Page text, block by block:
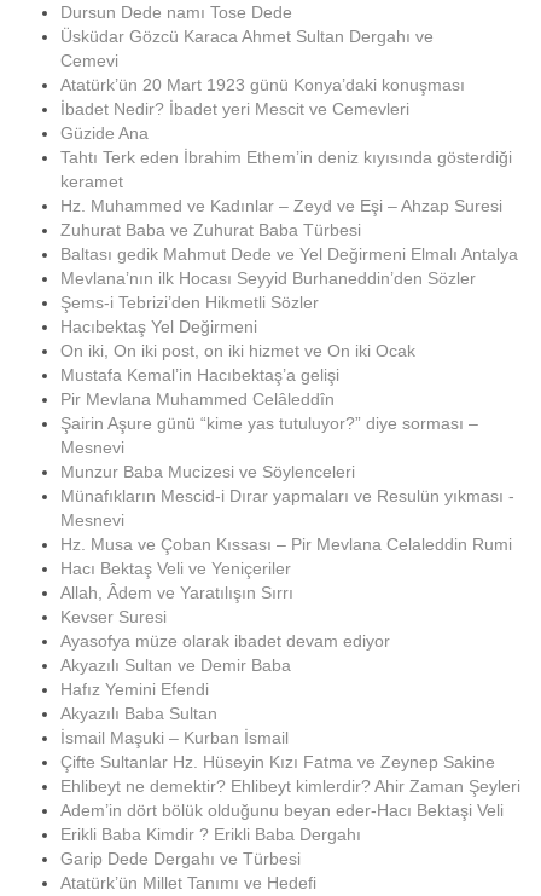
Dursun Dede namı Tose Dede
Üsküdar Gözcü Karaca Ahmet Sultan Dergahı ve
Cemevi
Atatürk’ün 20 Mart 1923 günü Konya’daki konuşması
İbadet Nedir? İbadet yeri Mescit ve Cemevleri
Güzide Ana
Tahtı Terk eden İbrahim Ethem’in deniz kıyısında gösterdiği
keramet
Hz. Muhammed ve Kadınlar – Zeyd ve Eşi – Ahzap Suresi
Zuhurat Baba ve Zuhurat Baba Türbesi
Baltası gedik Mahmut Dede ve Yel Değirmeni Elmalı Antalya
Mevlana’nın ilk Hocası Seyyid Burhaneddin’den Sözler
Şems-i Tebrizi’den Hikmetli Sözler
Hacıbektaş Yel Değirmeni
On iki, On iki post, on iki hizmet ve On iki Ocak
Mustafa Kemal’in Hacıbektaş’a gelişi
Pir Mevlana Muhammed Celâleddîn
Şairin Aşure günü “kime yas tutuluyor?” diye sorması –
Mesnevi
Munzur Baba Mucizesi ve Söylenceleri
Münafıkların Mescid-i Dırar yapmaları ve Resulün yıkması -
Mesnevi
Hz. Musa ve Çoban Kıssası – Pir Mevlana Celaleddin Rumi
Hacı Bektaş Veli ve Yeniçeriler
Allah, Âdem ve Yaratılışın Sırrı
Kevser Suresi
Ayasofya müze olarak ibadet devam ediyor
Akyazılı Sultan ve Demir Baba
Hafız Yemini Efendi
Akyazılı Baba Sultan
İsmail Maşuki – Kurban İsmail
Çifte Sultanlar Hz. Hüseyin Kızı Fatma ve Zeynep Sakine
Ehlibeyt ne demektir? Ehlibeyt kimlerdir? Ahir Zaman Şeyleri
Adem’in dört bölük olduğunu beyan eder-Hacı Bektaşi Veli
Erikli Baba Kimdir ? Erikli Baba Dergahı
Garip Dede Dergahı ve Türbesi
Atatürk’ün Millet Tanımı ve Hedefi